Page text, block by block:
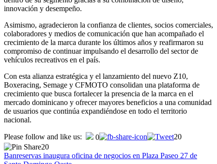
innovación y desempeño.
Asimismo, agradecieron la confianza de clientes, socios comerciales,
colaboradores y medios de comunicación que han acompañado el
crecimiento de la marca durante los últimos años y reafirmaron su
compromiso de continuar impulsando el desarrollo del sector de
vehículos recreativos en el país.
Con esta alianza estratégica y el lanzamiento del nuevo Z10,
Boxeracing, Semage y CFMOTO consolidan una plataforma de
crecimiento que busca fortalecer la presencia de la marca en el
mercado dominicano y ofrecer mayores beneficios a una comunidad
de usuarios que continúa expandiéndose en todo el territorio
nacional.
Please follow and like us: 0
20
20
Navegación
de
Banreservas inaugura oficina de negocios en Plaza Paseo 27 de